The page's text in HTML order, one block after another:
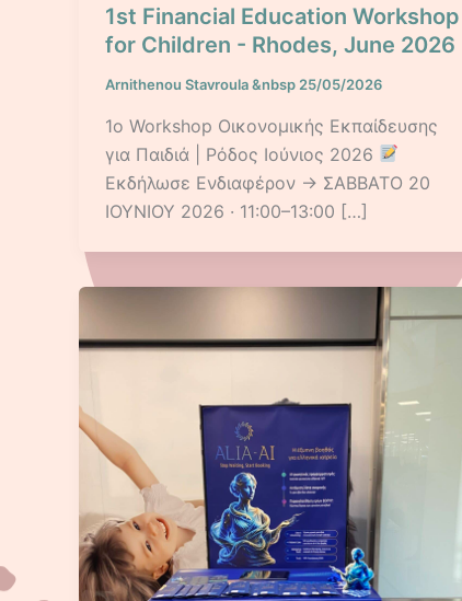
1st Financial Education Workshop
for Children - Rhodes, June 2026
Arnithenou Stavroula&nbsp 25/05/2026
1ο Workshop Οικονομικής Εκπαίδευσης
για Παιδιά | Ρόδος Ιούνιος 2026
Εκδήλωσε Ενδιαφέρον → ΣΑΒΒΑΤΟ 20
ΙΟΥΝΙΟΥ 2026 · 11:00–13:00 […]